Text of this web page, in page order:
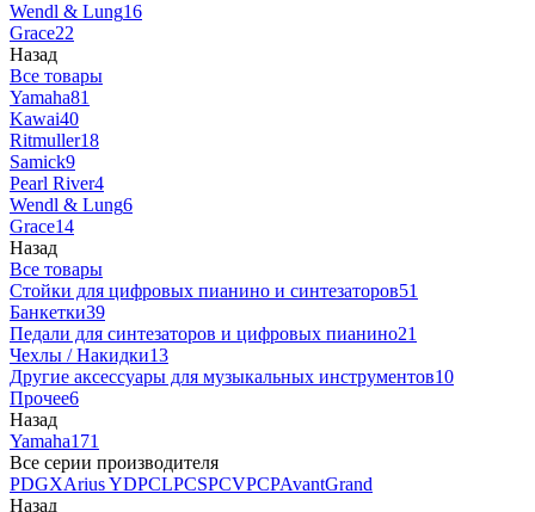
Wendl & Lung16
Grace22
Назад
Все товары
Yamaha81
Kawai40
Ritmuller18
Samick9
Pearl River4
Wendl & Lung6
Grace14
Назад
Все товары
Стойки для цифровых пианино и синтезаторов51
Банкетки39
Педали для синтезаторов и цифровых пианино21
Чехлы / Накидки13
Другие аксессуары для музыкальных инструментов10
Прочее6
Назад
Yamaha171
Все серии производителя
PDGXArius YDPCLPCSPCVPCPAvantGrand
Назад